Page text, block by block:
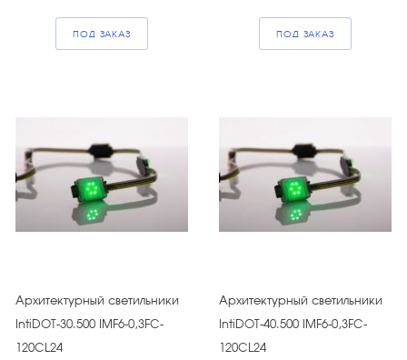
ПОД ЗАКАЗ ПОД ЗАКАЗ
Архитектурный светильники
IntiDOT-30.500 IMF6-0,3FC-
120CL24
Архитектурный светильники
IntiDOT-40.500 IMF6-0,3FC-
120CL24